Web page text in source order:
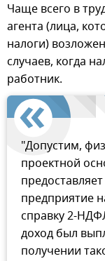
Чаще всего в
агента (лица,
налоги)
случаев, когда
работник.
"Допустим,
проектной
предприятие
справку 2-
доход был
получении